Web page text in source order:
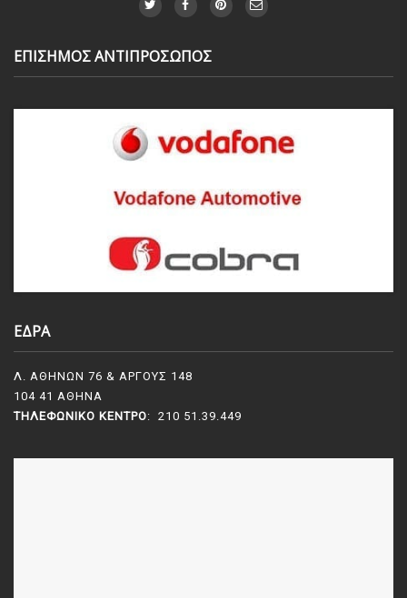
ΕΠΙΣΗΜΟΣ ΑΝΤΙΠΡΟΣΩΠΟΣ
ΕΔΡΑ
Λ. ΑΘΗΝΩΝ 76 & ΑΡΓΟΥΣ 148
104 41 ΑΘΗΝΑ
ΤΗΛΕΦΩΝΙΚΌ ΚΈΝΤΡΟ: 210 51.39.449